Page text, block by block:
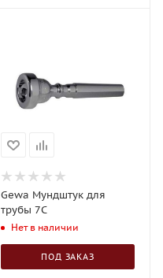
Gewa Мундштук для
трубы 7C
Нет в наличии
ПОД ЗАКАЗ